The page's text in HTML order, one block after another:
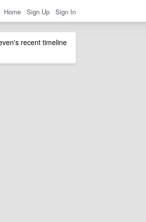
Home Sign Up Sign In
recent timeline